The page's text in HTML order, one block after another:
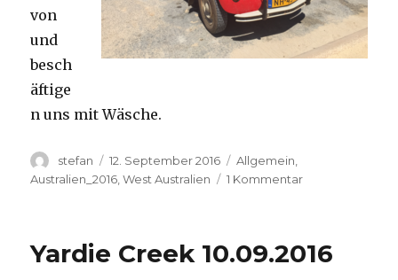
von
und
besch
äftige
n uns mit Wäsche.
Autor
stefan
Veröffentlicht
am
12. September 2016 Kategorien
Allgemein
Australien_2016 ,West Australien 1 Kommentarzu
Yardie Creek 10.09.2016